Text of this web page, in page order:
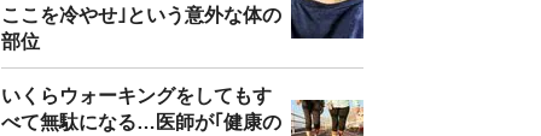
ここを冷やせ｣という意外な体の
部位
いくらウォーキングをしてもす
べて無駄になる…医師が｢健康の